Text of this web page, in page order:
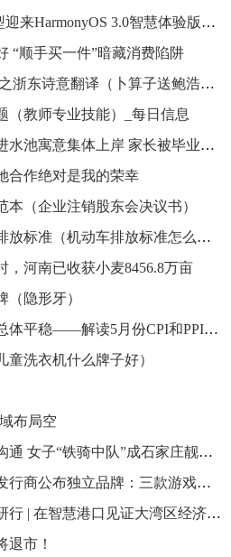
天天实时：看过来 5款机型迎来HarmonyOS 3.0智慧体验版本升级
“顺手买一件”暗藏消费陷阱
焦点热讯:卜算子送鲍浩然之浙东诗意翻译（卜算子送鲍浩然之浙东诗意）
（教师专业技能）_每日信息
焦点速递！全班把老师扔进水池寓意集体上岸 家长被毕业季催泪一幕感动
合作绝对是我的荣幸
（企业注销股东会决议书）
重点区域实施机动车国六排放标准（机动车排放标准怎么查询） 世界今热点
，河南已收获小麦8456.8万亩
隐形牙）
天天速看：国内物价运行总体平稳——解读5月份CPI和PPI数据
洗衣机什么牌子好）
布局空
全球聚焦：本科毕业善于沟通 女子“铁骑中队”成石家庄靓丽风景
世界观天下！《底特律》发行商公布独立品牌：三款游戏待发售
当前速讯：高质量发展调研行 | 在智慧港口见证大湾区经济活力——广州南沙港走访一线见闻
退市！